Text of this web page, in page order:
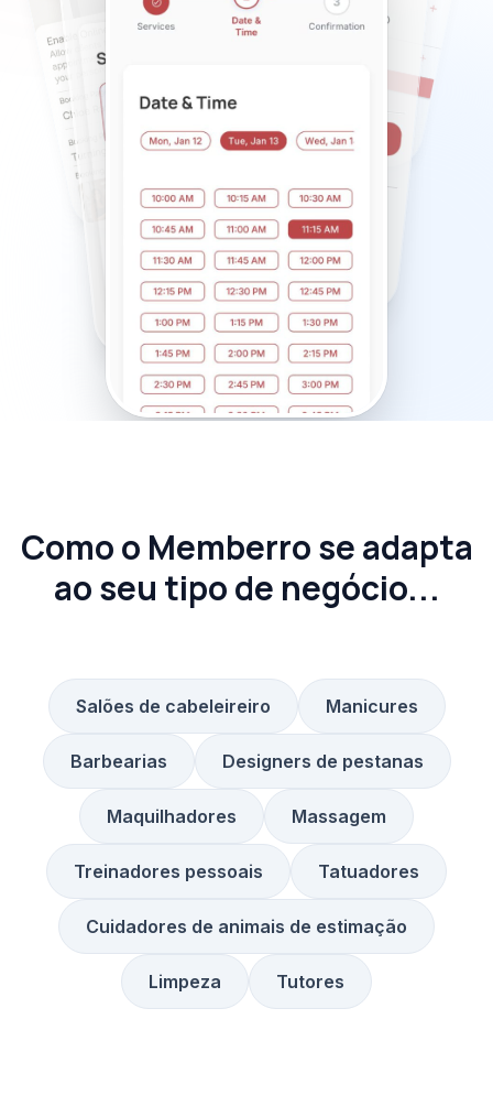
Como o Memberro se adapta
ao seu tipo de negócio...
Salões de cabeleireiro Manicures
Barbearias Designers de pestanas
Maquilhadores Massagem
Treinadores pessoais Tatuadores
Cuidadores de animais de estimação
Limpeza Tutores